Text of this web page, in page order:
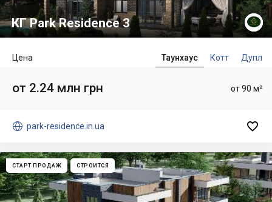
КГ Park Residence 3
Таунхаус Котт Дупл
Цена
от 90 м²
от 2.24 млн грн
 park-residence.in.ua 
СТАРТ ПРОДАЖ СТРОИТСЯ